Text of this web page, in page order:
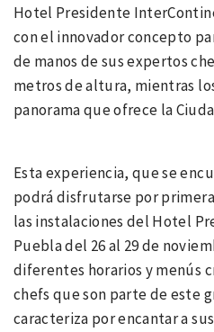
Hotel Presidente
con el innovador concepto
de manos de sus expertos
metros de altura, mientras
panorama que ofrece la
Esta experiencia, que se
podrá disfrutarse por
las instalaciones del Hotel
Puebla del 26 al 29 de
diferentes horarios y menús
chefs que son parte de este
caracteriza por encantar a